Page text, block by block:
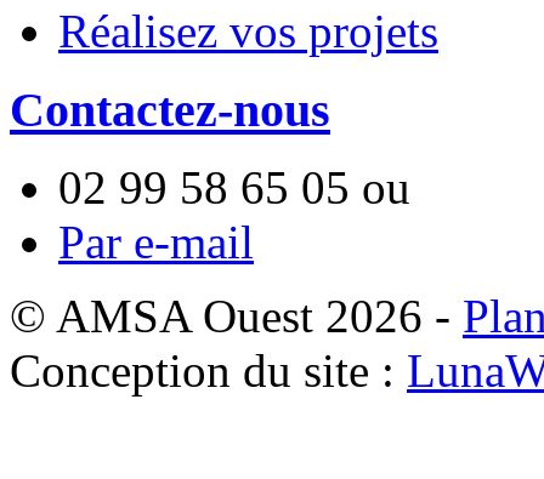
Réalisez vos projets
Contactez-nous
02 99 58 65 05 ou
Par e-mail
© AMSA Ouest 2026 -
Conception du site :